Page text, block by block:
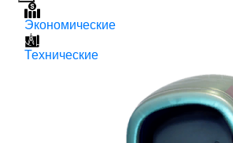
Экономические
Технические